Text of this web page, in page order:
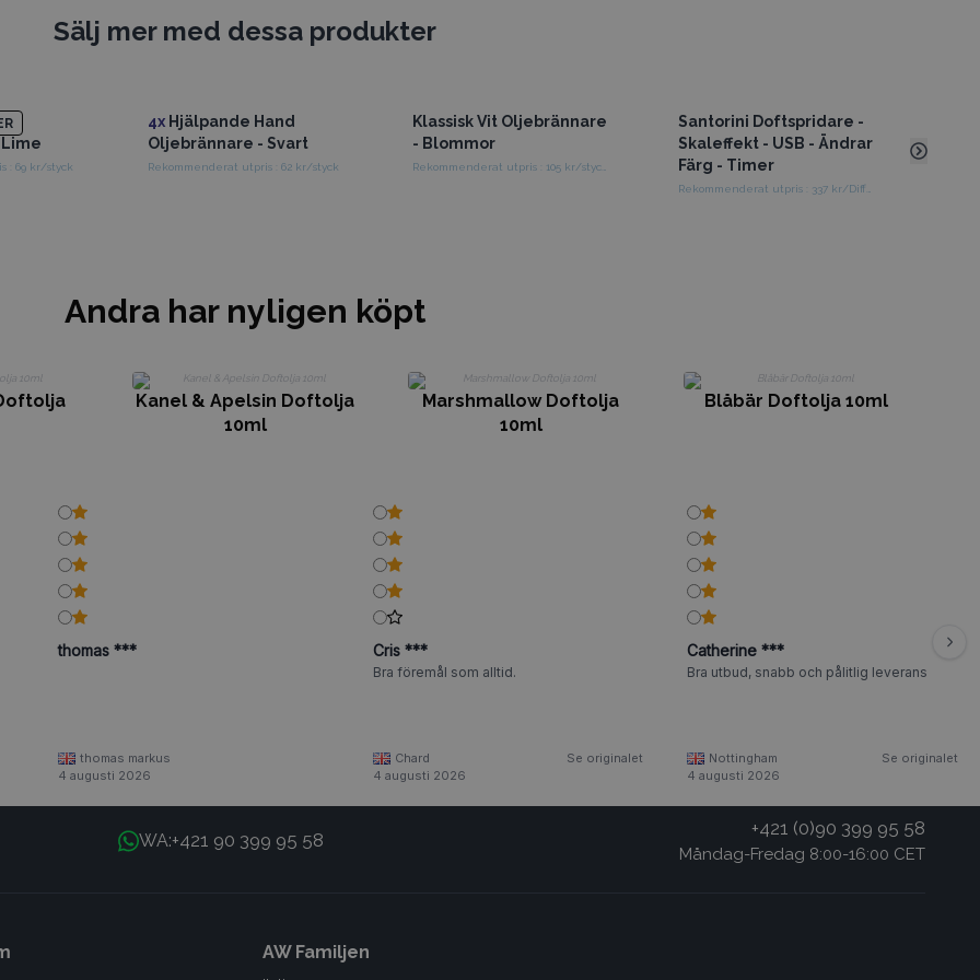
Sälj mer med dessa produkter
: 69 kr/styck
4xHjälpande Hand
Oljebrännare - Svart
Rekommenderat utpris : 62 kr/styck
Klassisk Vit Oljebrännare
- Blommor
Santorini Doftspridare -
Skaleffekt - USB - Ändrar
Färg - Timer
Andra har nyligen köpt
Kanel & Apelsin Doftolja
10ml
Marshmallow Doftolja
10ml
Blåbär Doftolja 10ml
thomas ***
thomas markus
4 augusti 2026
Cris ***
Bra föremål som alltid.
Chard
Se originalet
4 augusti 2026
Catherine ***
Bra utbud, snabb och pålitlig leverans
Nottingham
Se originalet
4 augusti 2026
WA:+421 90 399 95 58
+421 (0)90 399 95 58
Måndag-Fredag 8:00-16:00 CET
AW Familjen